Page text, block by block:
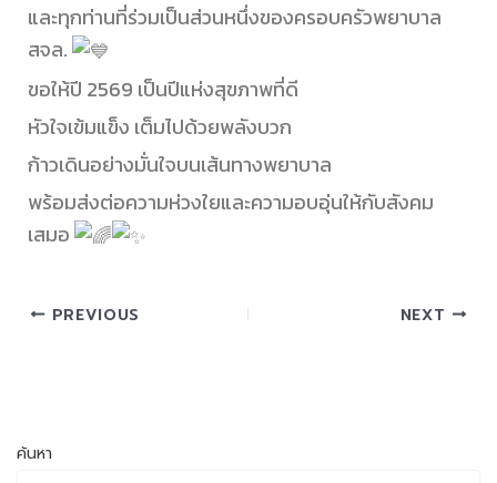
และทุกท่านที่ร่วมเป็นส่วนหนึ่งของครอบครัวพยาบาล
สจล.
ขอให้ปี 2569 เป็นปีแห่งสุขภาพที่ดี
หัวใจเข้มแข็ง เต็มไปด้วยพลังบวก
ก้าวเดินอย่างมั่นใจบนเส้นทางพยาบาล
พร้อมส่งต่อความห่วงใยและความอบอุ่นให้กับสังคม
เสมอ
PREVIOUS NEXT
ค้นหา